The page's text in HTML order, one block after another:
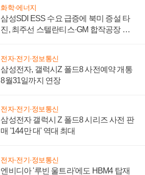
화학·에너지
삼성SDI ESS 수요 급증에 북미 증설 타
진, 최주선 스텔란티스·GM 합작공장 건
전자·전기·정보통신
삼성전자, 갤럭시Z 폴드8 사전예약 개통
8월31일까지 연장
전자·전기·정보통신
삼성전자 갤럭시 Z 폴드8 시리즈 사전 판
매 '144만 대' 역대 최대
전자·전기·정보통신
엔비디아 '루빈 울트라'에도 HBM4 탑재